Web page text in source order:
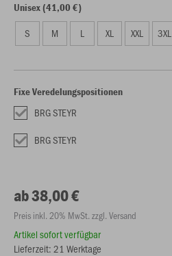
Unisex (41,00 €)
S M L XL XXL 3XL
Fixe Veredelungspositionen
BRG STEYR
BRG STEYR
ab 38,00 €
Preis inkl. 20% MwSt. zzgl. Versand
Artikel sofort verfügbar
Lieferzeit: 21 Werktage